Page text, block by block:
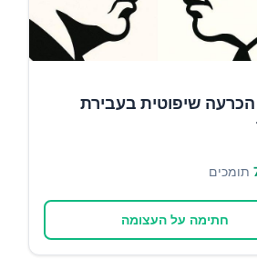
שיפוטית בעבירת
תומכים
חתימה על העצומה